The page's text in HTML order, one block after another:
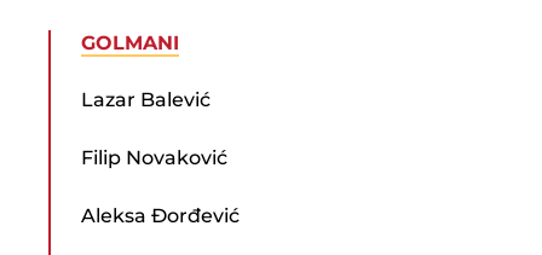
GOLMANI
Lazar Balević
Filip Novaković
Aleksa Đorđević